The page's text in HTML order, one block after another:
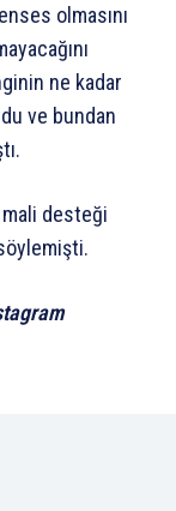
olmasını
ne kadar
ve bundan
desteği